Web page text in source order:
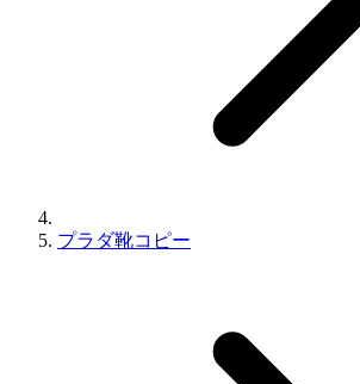
プラダ靴コピー